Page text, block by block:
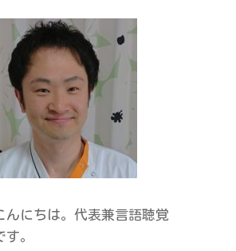
ス
んにちは。代表兼言語聴覚
。